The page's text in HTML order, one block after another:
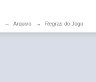
→ Arquivo → Regras do Jogo